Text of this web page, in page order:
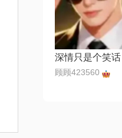
深情只是个笑话
顾顾423560